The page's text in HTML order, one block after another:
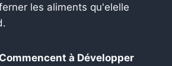
les aliments qu'elelle
à Développer